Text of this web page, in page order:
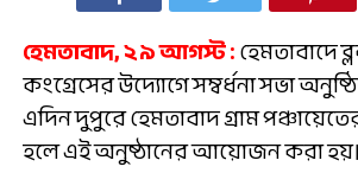
হেমতাবাদ, ২৯ আগস্ট :হেমতাবাদে
কংগ্রেসের উদ্যোগে সম্বর্ধনা সভা
এদিন দুপুরে হেমতাবাদ গ্রাম
হলে এই অনুষ্ঠানের আয়োজন করা হয়।